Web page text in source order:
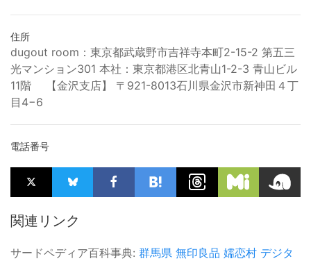
住所
dugout room：東京都武蔵野市吉祥寺本町2-15-2 第五三
光マンション301 本社：東京都港区北青山1-2-3 青山ビル
11階 【金沢支店】 〒921-8013石川県金沢市新神田４丁
目4−6
電話番号
関連リンク
サードペディア百科事典: 群馬県 無印良品 嬬恋村 デジタ